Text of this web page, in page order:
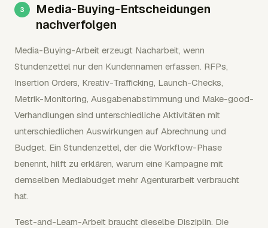
Media-Buying-Entscheidungen
nachverfolgen
Media-Buying-Arbeit erzeugt Nacharbeit, wenn
Stundenzettel nur den Kundennamen erfassen. RFPs,
Insertion Orders, Kreativ-Trafficking, Launch-Checks,
Metrik-Monitoring, Ausgabenabstimmung und Make-good-
Verhandlungen sind unterschiedliche Aktivitäten mit
unterschiedlichen Auswirkungen auf Abrechnung und
Budget. Ein Stundenzettel, der die Workflow-Phase
benennt, hilft zu erklären, warum eine Kampagne mit
demselben Mediabudget mehr Agenturarbeit verbraucht
hat.
Test-and-Learn-Arbeit braucht dieselbe Disziplin. Die